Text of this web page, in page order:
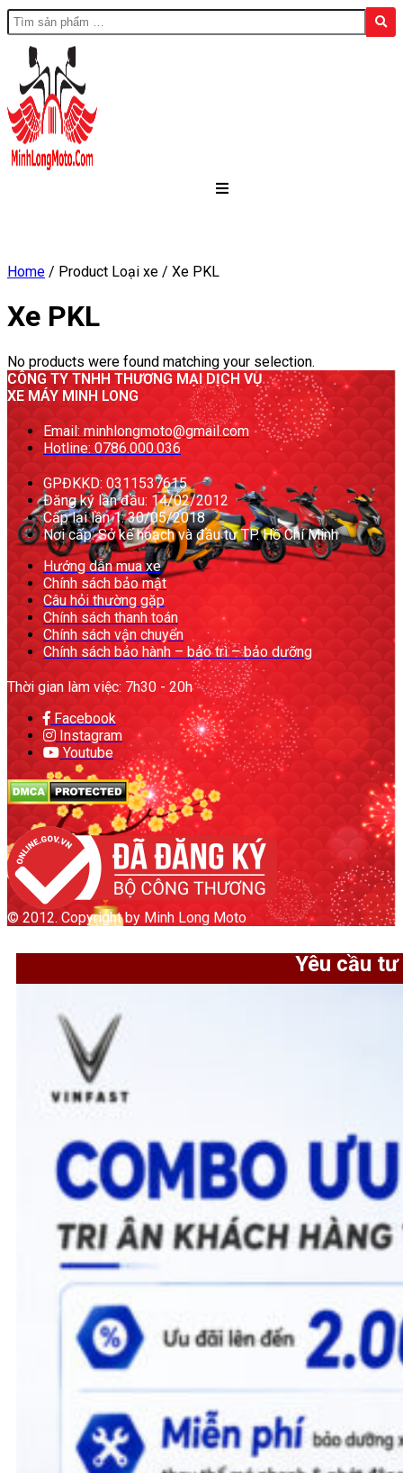
Home / Product Loại xe / Xe PKL
Xe PKL
No products were found matching your selection.
CÔNG TY TNHH THƯƠNG MẠI DỊCH VỤ
XE MÁY MINH LONG
Email: minhlongmoto@gmail.com
Hotline: 0786.000.036
GPĐKKD: 0311537615
Đăng ký lần đầu: 14/02/2012
Cấp lại lần 1: 30/05/2018
Nơi cấp: Sở kế hoạch và đầu tư TP. Hồ Chí Minh
Hướng dẫn mua xe
Chính sách bảo mật
Câu hỏi thường gặp
Chính sách thanh toán
Chính sách vận chuyển
Chính sách bảo hành – bảo trì – bảo dưỡng
Thời gian làm việc: 7h30 - 20h
Facebook
Instagram
Youtube
© 2012. Copyright by Minh Long Moto
Yêu cầu